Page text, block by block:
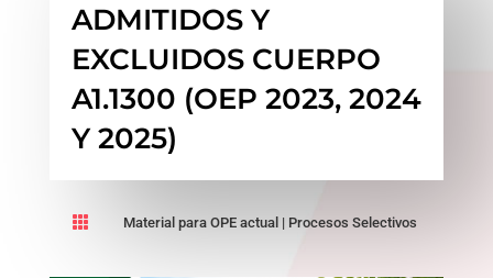
ADMITIDOS Y
EXCLUIDOS CUERPO
A1.1300 (OEP 2023, 2024
Y 2025)
 Material para OPE actual | Procesos Selectivos